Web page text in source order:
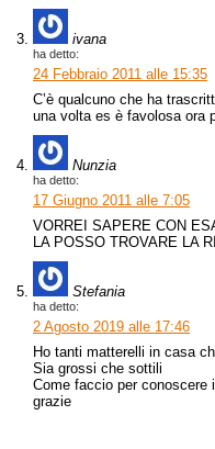
ivana
ha detto:
24 Febbraio 2011 alle 15:35
C’è qualcuno che ha
una volta es è favolosa ora
Nunzia
ha detto:
17 Giugno 2011 alle 7:05
VORREI SAPERE CON
LA POSSO TROVARE LA
Stefania
ha detto:
2 Agosto 2019 alle 17:46
Ho tanti matterelli in casa
Sia grossi che sottili
Come faccio per conoscere
grazie